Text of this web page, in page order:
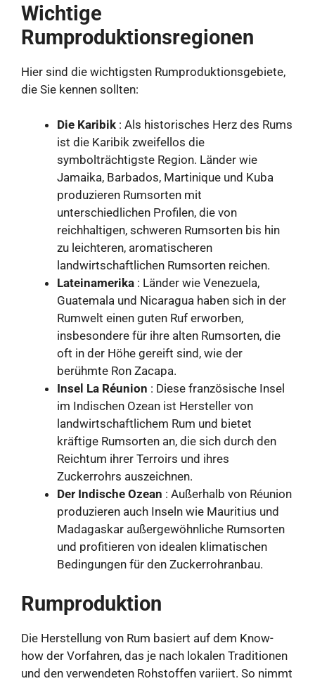
Wichtige
Rumproduktionsregionen
Hier sind die wichtigsten Rumproduktionsgebiete,
die Sie kennen sollten:
Die Karibik : Als historisches Herz des Rums
ist die Karibik zweifellos die
symbolträchtigste Region. Länder wie
Jamaika, Barbados, Martinique und Kuba
produzieren Rumsorten mit
unterschiedlichen Profilen, die von
reichhaltigen, schweren Rumsorten bis hin
zu leichteren, aromatischeren
landwirtschaftlichen Rumsorten reichen.
Lateinamerika : Länder wie Venezuela,
Guatemala und Nicaragua haben sich in der
Rumwelt einen guten Ruf erworben,
insbesondere für ihre alten Rumsorten, die
oft in der Höhe gereift sind, wie der
berühmte Ron Zacapa.
Insel La Réunion : Diese französische Insel
im Indischen Ozean ist Hersteller von
landwirtschaftlichem Rum und bietet
kräftige Rumsorten an, die sich durch den
Reichtum ihrer Terroirs und ihres
Zuckerrohrs auszeichnen.
Der Indische Ozean : Außerhalb von Réunion
produzieren auch Inseln wie Mauritius und
Madagaskar außergewöhnliche Rumsorten
und profitieren von idealen klimatischen
Bedingungen für den Zuckerrohranbau.
Rumproduktion
Die Herstellung von Rum basiert auf dem Know-
how der Vorfahren, das je nach lokalen Traditionen
und den verwendeten Rohstoffen variiert. So nimmt